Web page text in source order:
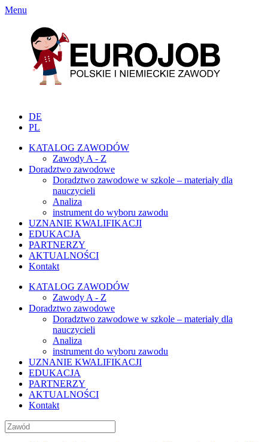
Menu
DE
PL
KATALOG ZAWODÓW
Zawody A - Z
Doradztwo zawodowe
Doradztwo zawodowe w szkole – materiały dla
nauczycieli
Analiza
instrument do wyboru zawodu
UZNANIE KWALIFIKACJI
EDUKACJA
PARTNERZY
AKTUALNOŚCI
Kontakt
KATALOG ZAWODÓW
Zawody A - Z
Doradztwo zawodowe
Doradztwo zawodowe w szkole – materiały dla
nauczycieli
Analiza
instrument do wyboru zawodu
UZNANIE KWALIFIKACJI
EDUKACJA
PARTNERZY
AKTUALNOŚCI
Kontakt